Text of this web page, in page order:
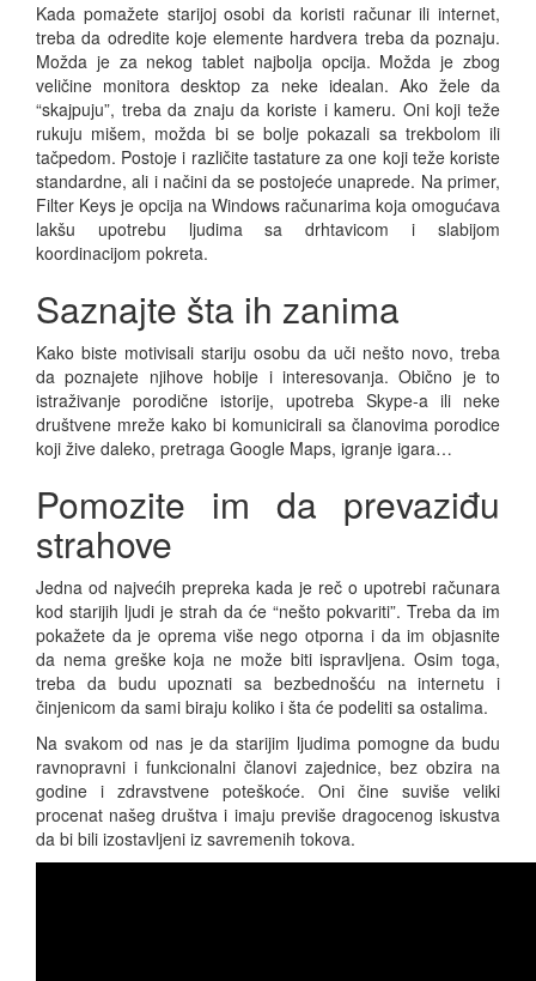
Kada pomažete starijoj osobi da koristi računar ili internet,
treba da odredite koje elemente hardvera treba da poznaju.
Možda je za nekog tablet najbolja opcija. Možda je zbog
veličine monitora desktop za neke idealan. Ako žele da
“skajpuju”, treba da znaju da koriste i kameru. Oni koji teže
rukuju mišem, možda bi se bolje pokazali sa trekbolom ili
tačpedom. Postoje i različite tastature za one koji teže koriste
standardne, ali i načini da se postojeće unaprede. Na primer,
Filter Keys je opcija na Windows računarima koja omogućava
lakšu upotrebu ljudima sa drhtavicom i slabijom
koordinacijom pokreta.
Saznajte šta ih zanima
Kako biste motivisali stariju osobu da uči nešto novo, treba
da poznajete njihove hobije i interesovanja. Obično je to
istraživanje porodične istorije, upotreba Skype-a ili neke
društvene mreže kako bi komunicirali sa članovima porodice
koji žive daleko, pretraga Google Maps, igranje igara…
Pomozite im da prevaziđu
strahove
Jedna od najvećih prepreka kada je reč o upotrebi računara
kod starijih ljudi je strah da će “nešto pokvariti”. Treba da im
pokažete da je oprema više nego otporna i da im objasnite
da nema greške koja ne može biti ispravljena. Osim toga,
treba da budu upoznati sa bezbednošću na internetu i
činjenicom da sami biraju koliko i šta će podeliti sa ostalima.
Na svakom od nas je da starijim ljudima pomogne da budu
ravnopravni i funkcionalni članovi zajednice, bez obzira na
godine i zdravstvene poteškoće. Oni čine suviše veliki
procenat našeg društva i imaju previše dragocenog iskustva
da bi bili izostavljeni iz savremenih tokova.